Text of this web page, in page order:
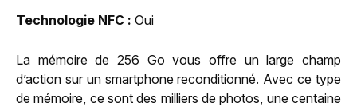
Technologie NFC
Oui
La mémoire de 256 Go vous offre un large champ
d’action sur un smartphone reconditionné. Avec ce type
de mémoire, ce sont des milliers de photos, une centaine